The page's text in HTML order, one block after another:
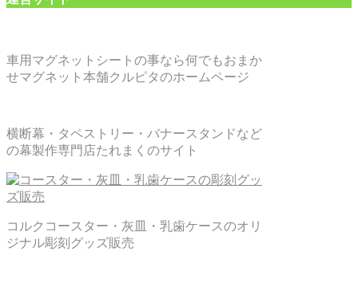
車用マグネットシートの事なら何でもおまか
せマグネット本舗クルピタのホームページ
横断幕・タペストリー・バナースタンドなど
の幕製作専門店たれまくのサイト
コルクコースター・灰皿・乳歯ケースのオリ
ジナル彫刻グッズ販売